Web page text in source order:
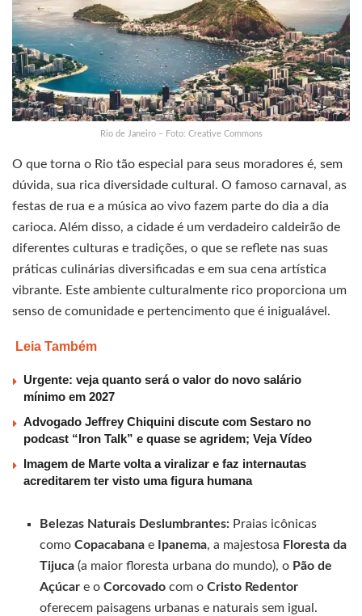
Rio de Janeiro – Foto: Creative Commons
O que torna o Rio tão especial para seus moradores é, sem
dúvida, sua rica diversidade cultural. O famoso carnaval, as
festas de rua e a música ao vivo fazem parte do dia a dia
carioca. Além disso, a cidade é um verdadeiro caldeirão de
diferentes culturas e tradições, o que se reflete nas suas
práticas culinárias diversificadas e em sua cena artística
vibrante. Este ambiente culturalmente rico proporciona um
senso de comunidade e pertencimento que é inigualável.
Leia Também
Urgente: veja quanto será o valor do novo salário
mínimo em 2027
Advogado Jeffrey Chiquini discute com Sestaro no
podcast “Iron Talk” e quase se agridem; Veja Vídeo
Imagem de Marte volta a viralizar e faz internautas
acreditarem ter visto uma figura humana
Belezas Naturais Deslumbrantes: Praias icônicas
comoCopacabana e Ipanema, a majestosa Floresta da
Tijuca (a maior floresta urbana do mundo), o Pão de
Açúcar e oCorcovado com oCristo Redentor
oferecem paisagens urbanas e naturais sem igual.